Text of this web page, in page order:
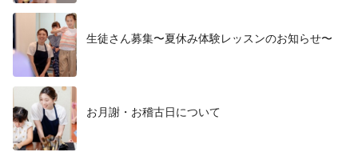
生徒さん募集〜夏休み体験レッスンのお知らせ〜
お月謝・お稽古日について